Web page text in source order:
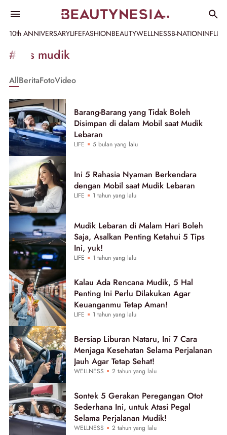
10th ANNIVERSARYLIFEFASHIONBEAUTYWELLNESSB-NATION
Informasi
[GET_DATA_TITLE]
Beautynesia
#tips mudik
AllBeritaFotoVideo
Barang-Barang yang Tidak Boleh
Disimpan di dalam Mobil saat Mudik
Lebaran
LIFE 5 bulan yang lalu
Ini 5 Rahasia Nyaman Berkendara
dengan Mobil saat Mudik Lebaran
LIFE 1 tahun yang lalu
Mudik Lebaran di Malam Hari Boleh
Saja, Asalkan Penting Ketahui 5 Tips
Ini, yuk!
LIFE 1 tahun yang lalu
Kalau Ada Rencana Mudik, 5 Hal
Penting Ini Perlu Dilakukan Agar
Keuanganmu Tetap Aman!
LIFE 1 tahun yang lalu
Bersiap Liburan Nataru, Ini 7 Cara
Menjaga Kesehatan Selama Perjalanan
Jauh Agar Tetap Sehat!
WELLNESS 2 tahun yang lalu
Sontek 5 Gerakan Peregangan Otot
Sederhana Ini, untuk Atasi Pegal
Selama Perjalanan Mudik!
WELLNESS 2 tahun yang lalu